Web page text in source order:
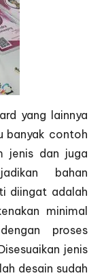
yang lainnya
banyak contoh
jenis dan juga
bahan
diingat adalah
minimal
proses
jenis
desain sudah